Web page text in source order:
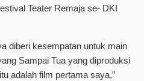
Teater Remaja se- DKI
diberi kesempatan untuk main
Sampai Tua yang diproduksi
adalah film pertama saya,”